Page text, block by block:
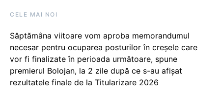
CELE MAI NOI
Săptămâna viitoare vom aproba memorandumul
necesar pentru ocuparea posturilor în creșele care
vor fi finalizate în perioada următoare, spune
premierul Bolojan, la 2 zile după ce s-au afișat
rezultatele finale de la Titularizare 2026